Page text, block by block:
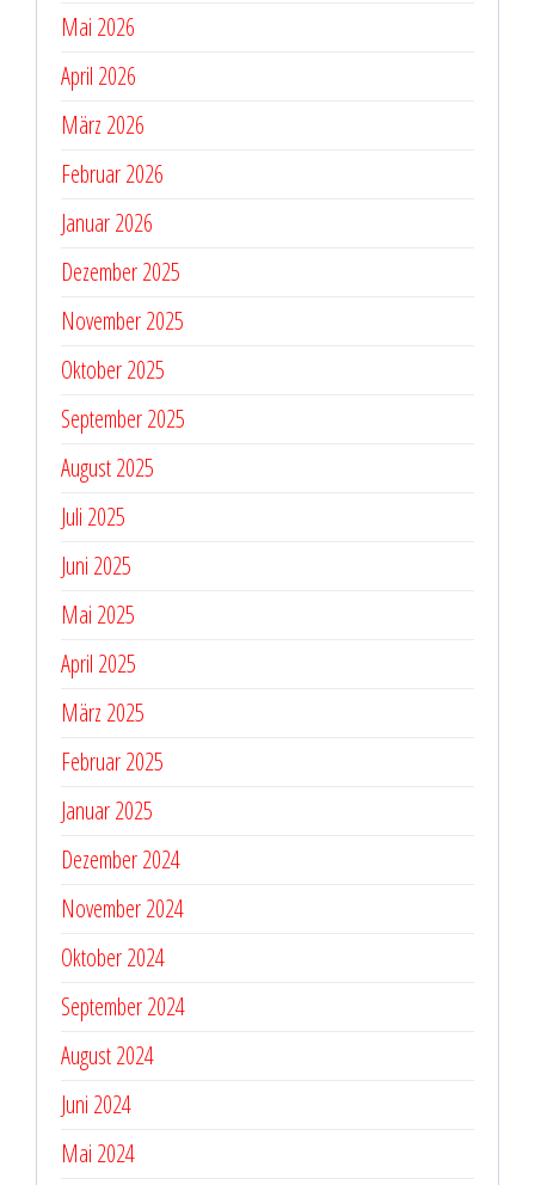
Mai 2026
April 2026
März 2026
Februar 2026
Januar 2026
Dezember 2025
November 2025
Oktober 2025
September 2025
August 2025
Juli 2025
Juni 2025
Mai 2025
April 2025
März 2025
Februar 2025
Januar 2025
Dezember 2024
November 2024
Oktober 2024
September 2024
August 2024
Juni 2024
Mai 2024